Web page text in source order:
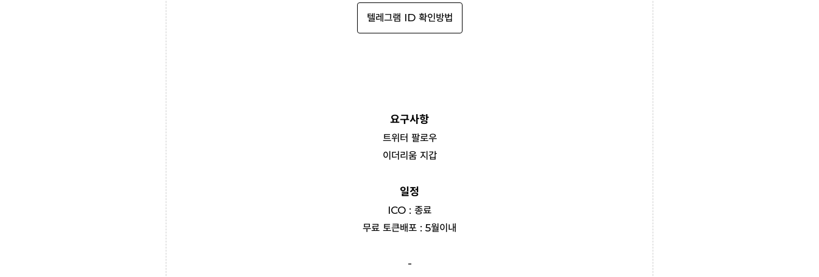
텔레그램 ID 확인방법
요구사항
트위터 팔로우
이더리움 지갑
일정
ICO : 종료
무료 토큰배포 : 5월이내
-